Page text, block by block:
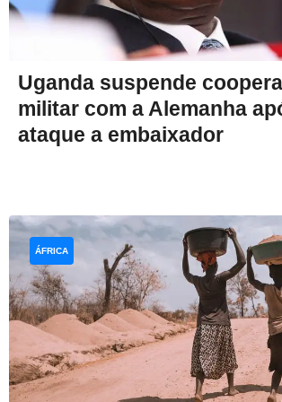
Uganda suspende
militar com a Alemanha
ataque a embaixador
ÁFRICA